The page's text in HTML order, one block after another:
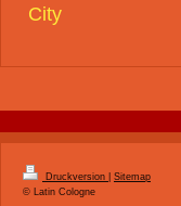
City
Druckversion
Sitemap
© Latin Cologne